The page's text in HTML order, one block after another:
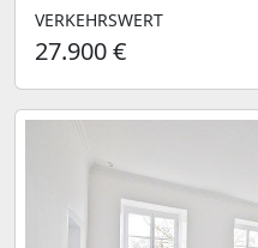
VERKEHRSWERT
27.900 €